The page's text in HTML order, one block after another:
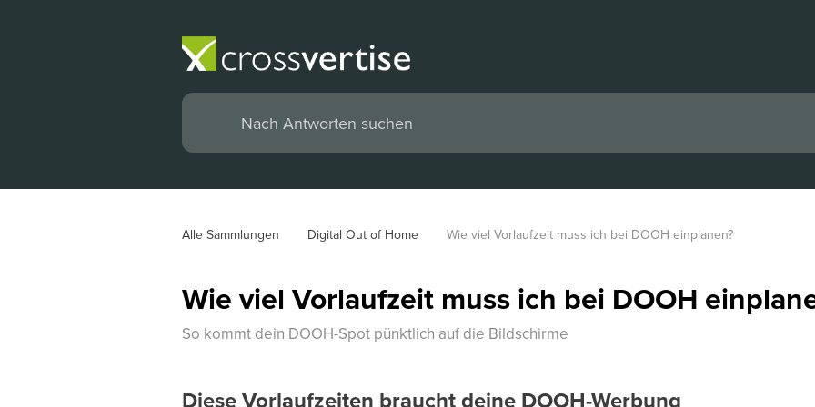
Alle Sammlungen Digital Out of Home Wie viel Vorlaufzeit muss ich bei DOOH einplanen?
Wie viel Vorlaufzeit muss ich bei DOOH
So kommt dein DOOH-Spot pünktlich auf die Bildschirme